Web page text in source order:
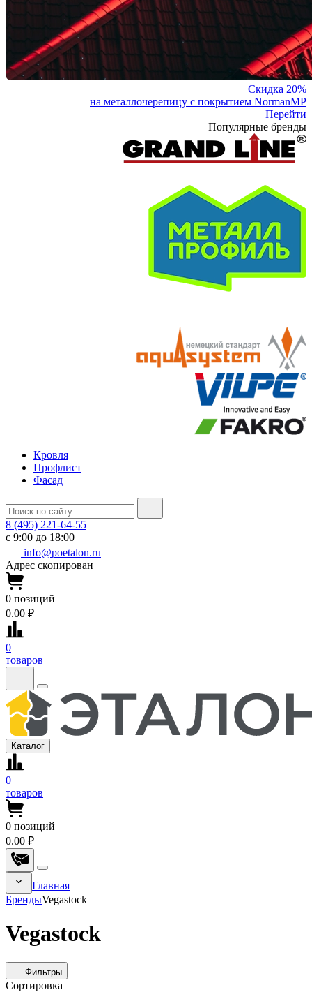
Скидка 20%
на металлочерепицу с покрытием NormanMP
Перейти
Популярные бренды
Кровля
Профлист
Фасад
8 (495) 221-64-55
с 9:00 до 18:00
info@poetalon.ru
Адрес скопирован
0 позиций
0.00 ₽
0
товаров
Каталог
0
товаров
0 позиций
0.00 ₽
Главная
БрендыVegastock
Vegastock
Фильтры
Сортировка